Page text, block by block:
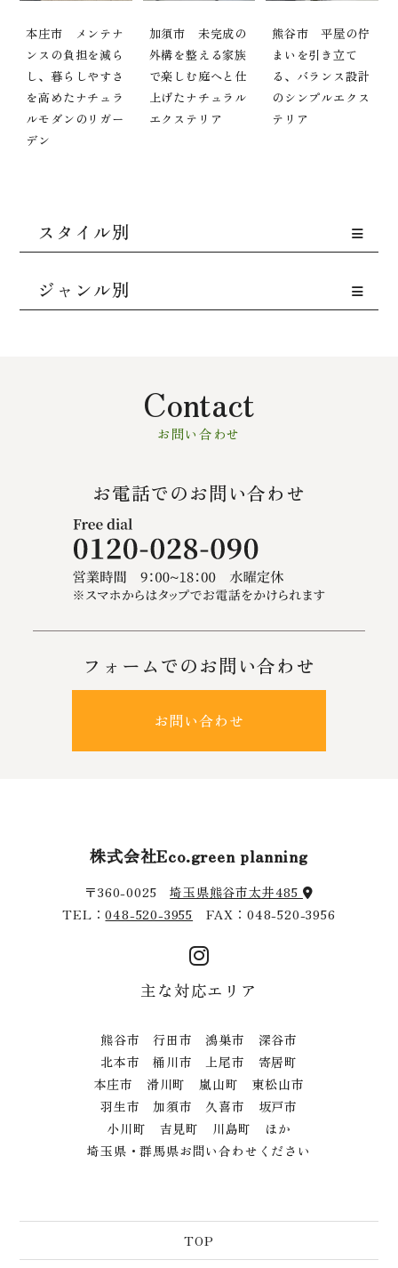
本庄市 メンテナ
ンスの負担を減ら
し、暮らしやすさ
を高めたナチュラ
ルモダンのリガー
デン
加須市 未完成の
外構を整える家族
で楽しむ庭へと仕
上げたナチュラル
エクステリア
熊谷市 平屋の佇
まいを引き立て
る、バランス設計
のシンプルエクス
テリア
スタイル別
ジャンル別
Contact
お問い合わせ
お電話でのお問い合わせ
フォームでのお問い合わせ
お問い合わせ
株式会社Eco.green planning
〒360-0025埼玉県熊谷市太井485
TEL：048-520-3955 FAX：048-520-3956
主な対応エリア
熊谷市 行田市 鴻巣市 深谷市
北本市 桶川市 上尾市 寄居町
本庄市 滑川町 嵐山町 東松山市
羽生市 加須市 久喜市 坂戸市
小川町 吉見町 川島町 ほか
埼玉県・群馬県お問い合わせください
TOP